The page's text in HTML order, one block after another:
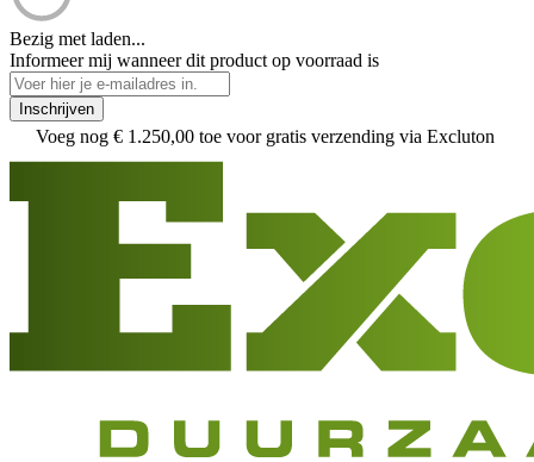
Bezig met laden...
Informeer mij wanneer dit product op voorraad is
Inschrijven
Voeg nog € 1.250,00 toe voor gratis verzending via Excluton